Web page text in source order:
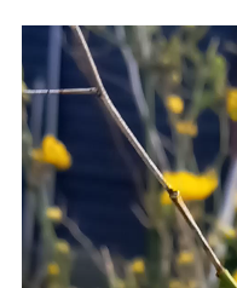
画
プ
レ
ー
ヤ
ー